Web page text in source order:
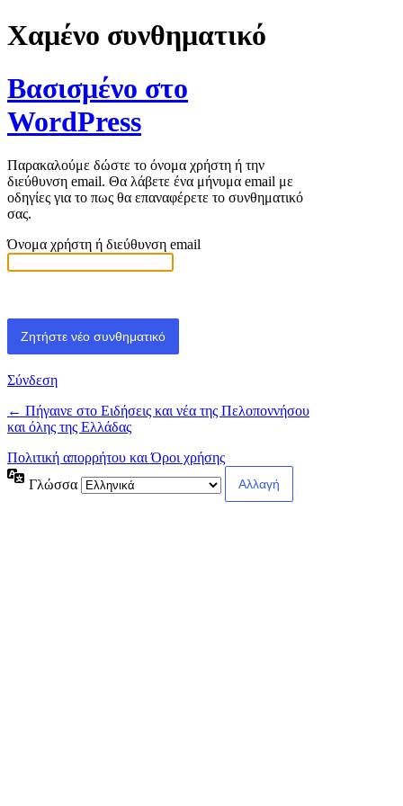
Χαμένο συνθηματικό
Βασισμένο στο
WordPress
Παρακαλούμε δώστε το όνομα χρήστη ή την
διεύθυνση email. Θα λάβετε ένα μήνυμα email με
οδηγίες για το πως θα επαναφέρετε το συνθηματικό
σας.
Όνομα χρήστη ή διεύθυνση email
Σύνδεση
← Πήγαινε στο Ειδήσεις και νέα της Πελοποννήσου
και όλης της Ελλάδας
Πολιτική απορρήτου και Όροι χρήσης
Γλώσσα